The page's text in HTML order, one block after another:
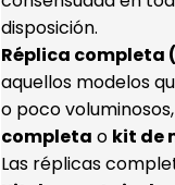
disposición.
Réplica completa
aquellos modelos
o poco
completa o kit de
Las réplicas